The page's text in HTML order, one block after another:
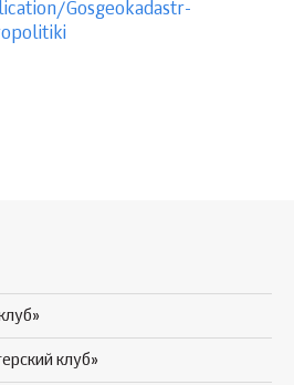
Gosgeokadastr-
клуб»